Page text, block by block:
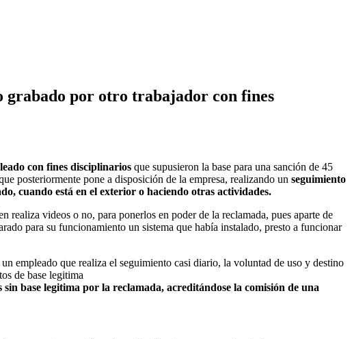
grabado por otro trabajador con fines
con fines disciplinarios que supusieron la base para una sanción de 45
posteriormente pone a disposición de la empresa, realizando un seguimiento
cuando está en el exterior o haciendo otras actividades.
realiza videos o no, para ponerlos en poder de la reclamada, pues aparte de
para su funcionamiento un sistema que había instalado, presto a funcionar
empleado que realiza el seguimiento casi diario, la voluntad de uso y destino
de base legitima
sin base legitima por la reclamada, acreditándose la comisión de una